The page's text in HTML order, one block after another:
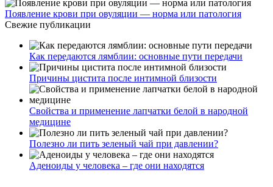
Появление крови при овуляции — норма или патология
Свежие публикации
Как передаются лямблии: основные пути передачи
Причины цистита после интимной близости
Свойства и применение лапчатки белой в народной
медицине
Полезно ли пить зеленый чай при давлении?
Аденоиды у человека – где они находятся